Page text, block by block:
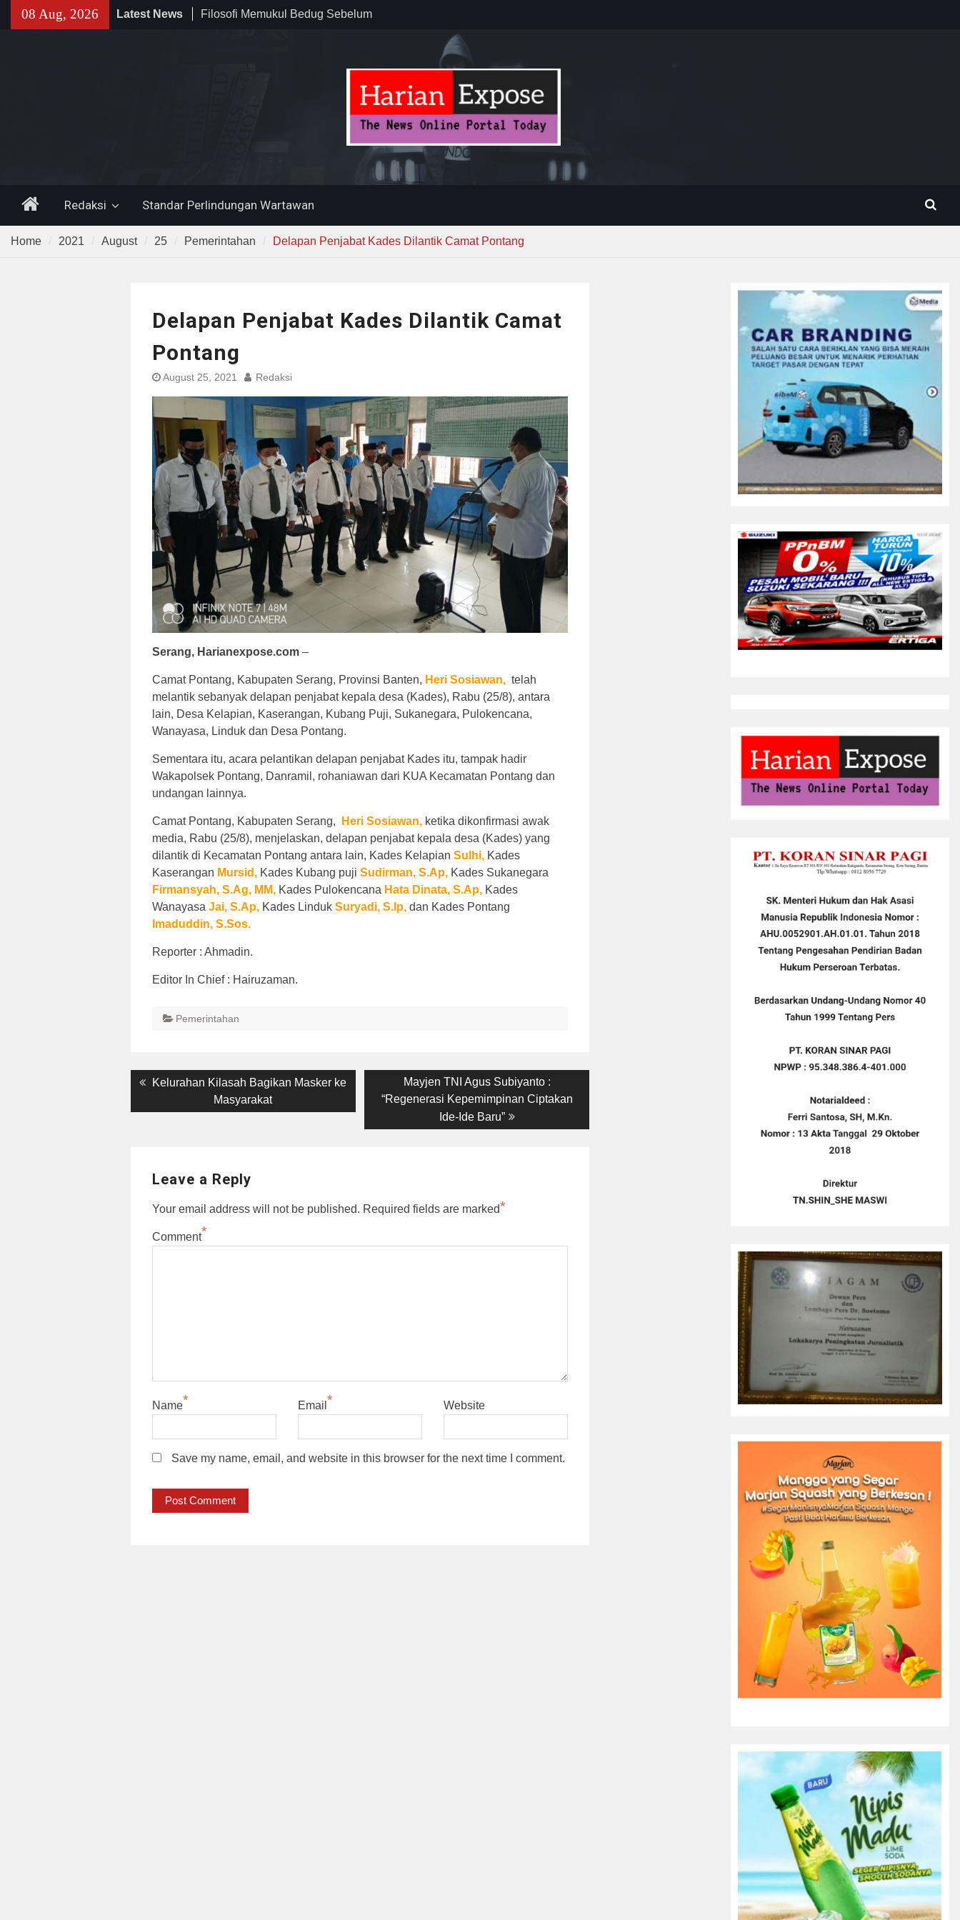
08 Aug, 2026 Latest News
Filosofi Memukul Bedug Sebelum
Narkoba di Sekolah Kebayoran
Lama, DPR Minta Diusut Tuntas
HomeRedaksi Standar Perlindungan Wartawan
Home 2021 August 25 Pemerintahan Delapan Penjabat Kades Dilantik Camat Pontang
Delapan Penjabat Kades Dilantik Camat
Pontang
August 25, 2021 Redaksi
Serang, Harianexpose.com –
Camat Pontang, Kabupaten Serang, Provinsi Banten, Heri Sosiawan, telah
melantik sebanyak delapan penjabat kepala desa (Kades), Rabu (25/8), antara
lain, Desa Kelapian, Kaserangan, Kubang Puji, Sukanegara, Pulokencana,
Wanayasa, Linduk dan Desa Pontang.
Sementara itu, acara pelantikan delapan penjabat Kades itu, tampak hadir
Wakapolsek Pontang, Danramil, rohaniawan dari KUA Kecamatan Pontang dan
undangan lainnya.
Camat Pontang, Kabupaten Serang, Heri Sosiawan, ketika dikonfirmasi awak
media, Rabu (25/8), menjelaskan, delapan penjabat kepala desa (Kades) yang
dilantik di Kecamatan Pontang antara lain, Kades Kelapian Sulhi, Kades
Kaserangan Mursid, Kades Kubang puji Sudirman, S.Ap, Kades Sukanegara
Firmansyah, S.Ag, MM, Kades Pulokencana Hata Dinata, S.Ap, Kades
Wanayasa Jai, S.Ap, Kades Linduk Suryadi, S.Ip, dan Kades Pontang
Imaduddin, S.Sos.
Reporter : Ahmadin.
Editor In Chief : Hairuzaman.
Pemerintahan
PostPrevious
Kelurahan Kilasah Bagikan Masker ke
Masyarakat
Next
post:
Mayjen TNI Agus Subiyanto :
“Regenerasi Kepemimpinan Ciptakan
Ide-Ide Baru”
Leave a Reply
Your email address will not be published. Required fields are marked*
Comment*
Name* Email * Website
Save my name, email, and website in this browser for the next time I comment.